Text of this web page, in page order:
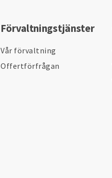
Förvaltningstjänster
Vår förvaltning
Offertförfrågan